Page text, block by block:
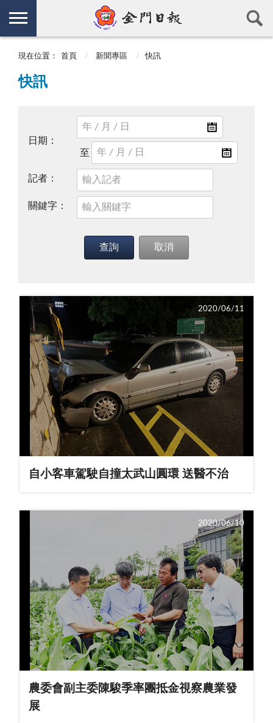
現在位置： 首頁 新聞專區 快訊
快訊
日期：
記者：
關鍵字：
自小客車駕駛自撞太武山圓環 送醫不治
2020/06/11
農委會副主委陳駿季率團抵金視察農業發
展
2020/06/10